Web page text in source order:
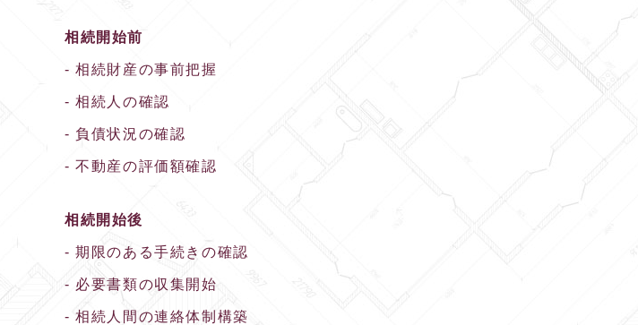
相続開始前
- 相続財産の事前把握
- 相続人の確認
- 負債状況の確認
- 不動産の評価額確認
相続開始後
- 期限のある手続きの確認
- 必要書類の収集開始
- 相続人間の連絡体制構築